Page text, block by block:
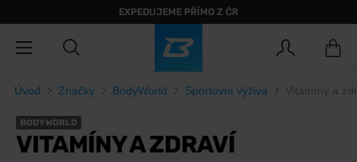
EXPEDUJEME PŘÍMO Z ČR
Úvod Značky BodyWorld Sportovní výživa Vitamíny a
BODYWORLD
VITAMÍNY A ZDRAVÍ